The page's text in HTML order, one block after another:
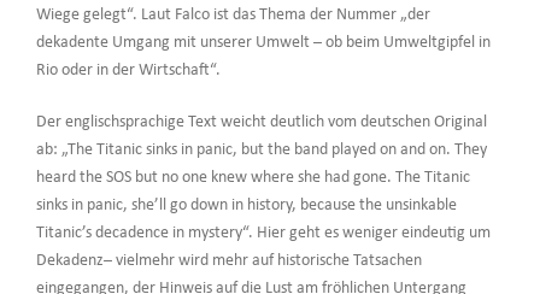
Wiege gelegt“. Laut Falco ist das Thema der Nummer „der
dekadente Umgang mit unserer Umwelt – ob beim Umweltgipfel in
Rio oder in der Wirtschaft“.
Der englischsprachige Text weicht deutlich vom deutschen Original
ab: „The Titanic sinks in panic, but the band played on and on. They
heard the SOS but no one knew where she had gone. The Titanic
sinks in panic, she’ll go down in history, because the unsinkable
Titanic’s decadence in mystery“. Hier geht es weniger eindeutig um
Dekadenz– vielmehr wird mehr auf historische Tatsachen
eingegangen, der Hinweis auf die Lust am fröhlichen Untergang